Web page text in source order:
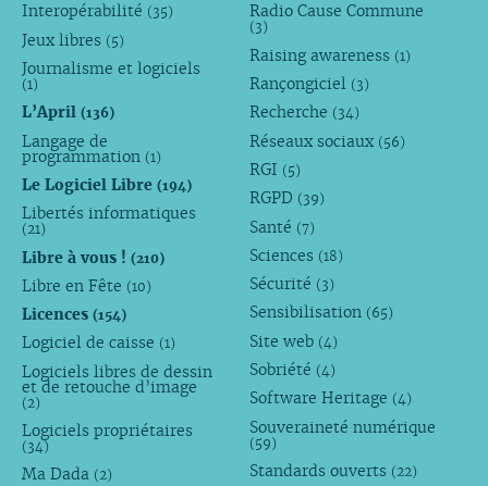
Interopérabilité (35)
Jeux libres (5)
Journalisme et logiciels
(1)
L’April (136)
Langage de
programmation (1)
Le Logiciel Libre (194)
Libertés informatiques
(21)
Libre à vous ! (210)
Libre en Fête (10)
Licences (154)
Logiciel de caisse (1)
Logiciels libres de dessin
et de retouche d’image
(2)
Logiciels propriétaires
(34)
Ma Dada (2)
Radio Cause Commune
(3)
Raising awareness (1)
Rançongiciel (3)
Recherche (34)
Réseaux sociaux (56)
RGI (5)
RGPD (39)
Santé (7)
Sciences (18)
Sécurité (3)
Sensibilisation (65)
Site web (4)
Sobriété (4)
Software Heritage (4)
Souveraineté numérique
(59)
Standards ouverts (22)